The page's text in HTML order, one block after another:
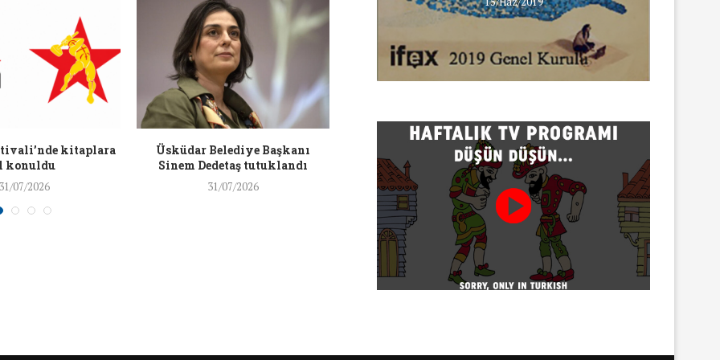
kitaplara
konuldu
31/07/2026
Üsküdar Belediye Başkanı
Sinem Dedetaş tutuklandı
31/07/2026
JINNEWS’in Türkçe X hesabına
erişim engeli
hakkında soruşturma
30/07/2026
26/Şub/2018